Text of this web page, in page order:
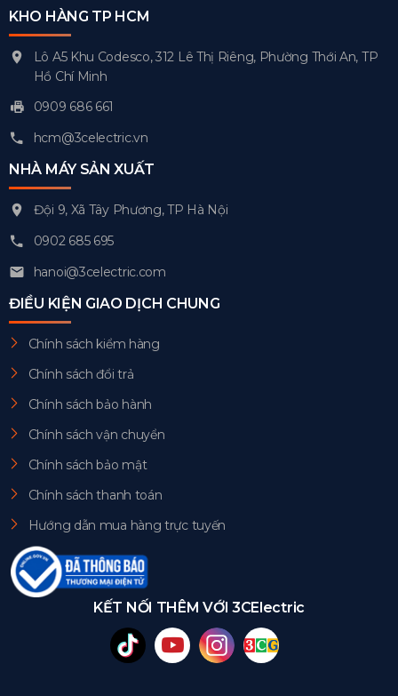
KHO HÀNG TP HCM
Lô A5 Khu Codesco, 312 Lê Thị Riêng, Phường Thới An, TP
Hồ Chí Minh
0909 686 661
hcm@3celectric.vn
NHÀ MÁY SẢN XUẤT
Đội 9, Xã Tây Phương, TP Hà Nội
0902 685 695
hanoi@3celectric.com
ĐIỀU KIỆN GIAO DỊCH CHUNG
Chính sách kiểm hàng
Chính sách đổi trả
Chính sách bảo hành
Chính sách vận chuyển
Chính sách bảo mật
Chính sách thanh toán
Hướng dẫn mua hàng trực tuyến
KẾT NỐI THÊM VỚI 3CElectric